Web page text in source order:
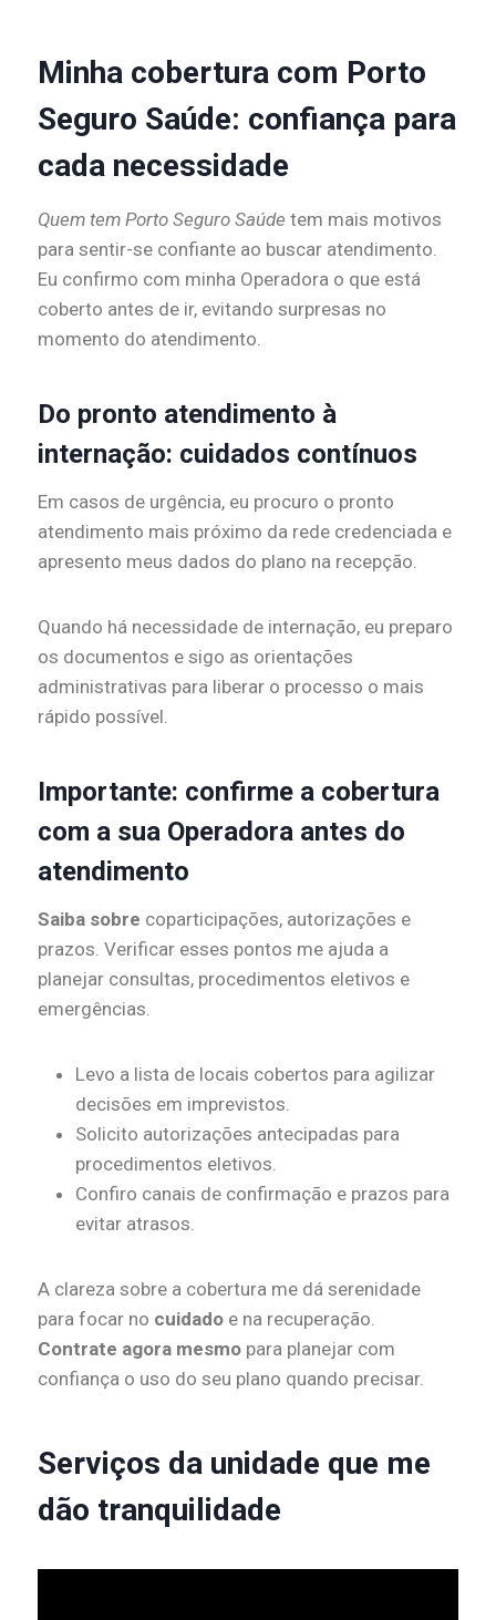
Minha cobertura com Porto
Seguro Saúde: confiança para
cada necessidade
Quem tem Porto Seguro Saúde tem mais motivos
para sentir-se confiante ao buscar atendimento.
Eu confirmo com minha Operadora o que está
coberto antes de ir, evitando surpresas no
momento do atendimento.
Do pronto atendimento à
internação: cuidados contínuos
Em casos de urgência, eu procuro o pronto
atendimento mais próximo da rede credenciada e
apresento meus dados do plano na recepção.
Quando há necessidade de internação, eu preparo
os documentos e sigo as orientações
administrativas para liberar o processo o mais
rápido possível.
Importante: confirme a cobertura
com a sua Operadora antes do
atendimento
Saiba sobre coparticipações, autorizações e
prazos. Verificar esses pontos me ajuda a
planejar consultas, procedimentos eletivos e
emergências.
Levo a lista de locais cobertos para agilizar
decisões em imprevistos.
Solicito autorizações antecipadas para
procedimentos eletivos.
Confiro canais de confirmação e prazos para
evitar atrasos.
A clareza sobre a cobertura me dá serenidade
para focar no cuidado e na recuperação.
Contrate agora mesmo para planejar com
confiança o uso do seu plano quando precisar.
Serviços da unidade que me
dão tranquilidade